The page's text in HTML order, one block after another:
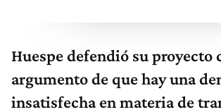
Huespe defendió su proyecto
argumento de que hay una
insatisfecha en materia de